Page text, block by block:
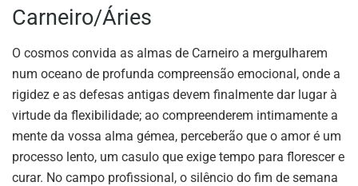
Carneiro/Áries
O cosmos convida as almas de Carneiro a mergulharem
num oceano de profunda compreensão emocional, onde a
rigidez e as defesas antigas devem finalmente dar lugar à
virtude da flexibilidade; ao compreenderem intimamente a
mente da vossa alma gémea, perceberão que o amor é um
processo lento, um casulo que exige tempo para florescer e
curar. No campo profissional, o silêncio do fim de semana